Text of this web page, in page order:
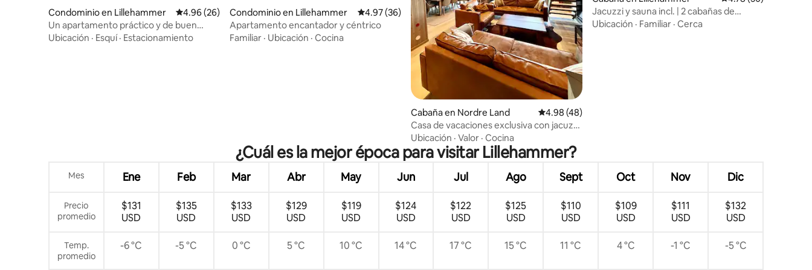
Condominio en Lillehammer Calificación promedio: 4.96 de 5; 26 evaluaciones
4.96 (26)
Un apartamento práctico y de buen
gusto en Lillehammer
Ubicación · Esquí· Estacionamiento
Condominio en Lillehammer Calificación promedio: 4.97 de 5; 36 evaluaciones
4.97 (36)
Apartamento encantador y céntrico
Familiar · Ubicación · Cocina
Cabaña en Nordre Land Calificación promedio: 4.98 de 5; 48 evaluaciones
4.98 (48)
Casa de vacaciones exclusiva con jacuzzi
y mesa de billar
Ubicación · Valor · Cocina
Jacuzzi y sauna incl. | 2 cabañas de
diseño | Sjusjøen 18p
Ubicación · Familiar · Cerca
¿Cuál es la mejor época para visitar Lillehammer?
Mes Ene Feb Mar Abr May Jun Jul Ago Sept Oct Nov Dic
Precio
promedio
$131
USD
$135
USD
$133
USD
$129
USD
$119
USD
$124
USD
$122
USD
$125
USD
$110
USD
$109
USD
$111
USD
$132
USD
Temp.
promedio
-6 °C -5 °C 0 °C 5 °C 10 °C 14 °C 17 °C 15 °C 11 °C 4 °C -1 °C -5 °C